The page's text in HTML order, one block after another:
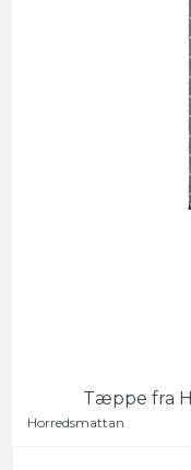
Tæppe fra
Horredsmattan